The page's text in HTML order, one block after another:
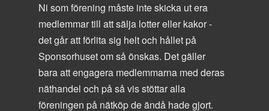
Ni som förening måste inte skicka ut era
medlemmar till att sälja lotter eller kakor -
det går att förlita sig helt och hållet på
Sponsorhuset om så önskas. Det gäller
bara att engagera medlemmarna med deras
näthandel och på så vis stöttar alla
föreningen på nätköp de ändå hade gjort.